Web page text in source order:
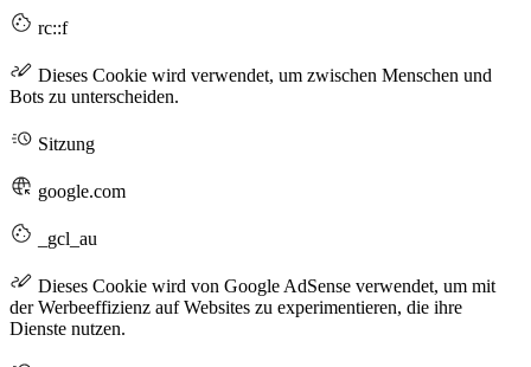
rc::f
Dieses Cookie wird verwendet, um zwischen Menschen und
Bots zu unterscheiden.
Sitzung
google.com
_gcl_au
Dieses Cookie wird von Google AdSense verwendet, um mit
der Werbeeffizienz auf Websites zu experimentieren, die ihre
Dienste nutzen.